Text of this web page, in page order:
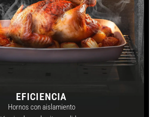
EFICIENCIA
Hornos con aislamiento